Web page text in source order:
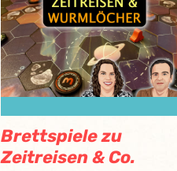
Brettspiele zu
Zeitreisen & Co.